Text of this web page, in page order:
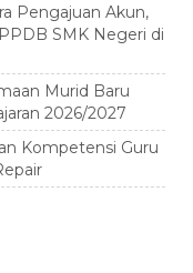
Pengajuan Akun,
SMK Negeri di
Murid Baru
2026/2027
Kompetensi Guru